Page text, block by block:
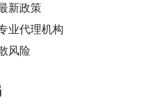
新政策
业代理机构
风险